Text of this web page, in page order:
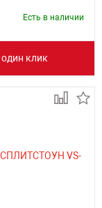
Есть в наличии
один клик